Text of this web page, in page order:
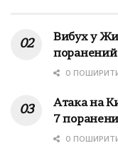
Вибух у
поранений
0
Атака на
7
0